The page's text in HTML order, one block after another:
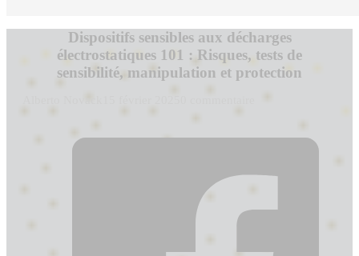
Dispositifs sensibles aux décharges
électrostatiques 101 : Risques, tests de
sensibilité, manipulation et protection